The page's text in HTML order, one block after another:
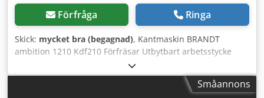
Förfråga Ringa
Skick: mycket bra (begagnad), Kantmaskin BRANDT
ambition 1210 Kdf210 Förfräsar Utbytbart arbetsstycke
Limapplicering med vals Pneumatisk förskärningsgilletin
Tryckrullar Avskärningshuvuden Dcsdpfx Aozqz Rpjatek
Fräsenhet upp-ner R1-R2 Profilfräs Planfräs Max höjd på
Småannons